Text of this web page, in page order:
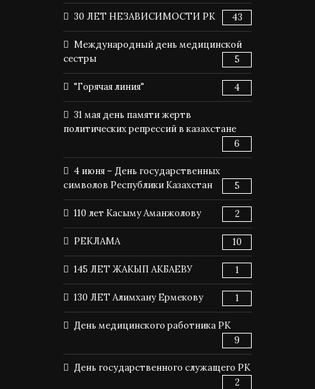
30 ЛЕТ НЕЗАВИСИМОСТИ РК 43
Международный день медицинской
сестры
5
"Горячая линия" 4
31 мая день памяти жертв
политических репрессий в казахстане
6
4 июня – День государственных
символов Республики Казахстан
5
110 лет Касыму Аманжолову 2
РЕКЛАМА 10
145 ЛЕТ ЖАКЫП АКБАЕВУ 1
130 ЛЕТ Алимхану Ермекову 1
День медицинского работника РК
9
День государственного служащего РК
2